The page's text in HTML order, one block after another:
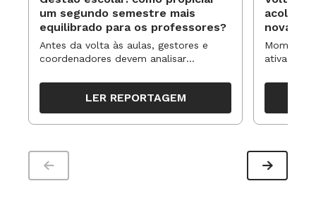
um segundo semestre mais
equilibrado para os professores?
Antes da volta às aulas, gestores e
coordenadores devem analisar
organizar ações para orientar o
trabalho pedagógico ao longo do
período
LER REPORTAGEM
novas
ativa
propostas